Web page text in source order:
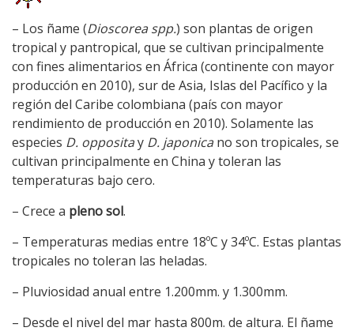
– Los ñame (Dioscorea spp.) son plantas de origen
tropical y pantropical, que se cultivan principalmente
con fines alimentarios en África (continente con mayor
producción en 2010), sur de Asia, Islas del Pacífico y la
región del Caribe colombiana (país con mayor
rendimiento de producción en 2010). Solamente las
especies D. oppositay D. japonicano son tropicales, se
cultivan principalmente en China y toleran las
temperaturas bajo cero.
– Crece a pleno sol.
– Temperaturas medias entre 18ºC y 34ºC. Estas plantas
tropicales no toleran las heladas.
– Pluviosidad anual entre 1.200mm. y 1.300mm.
– Desde el nivel del mar hasta 800m. de altura. El ñame